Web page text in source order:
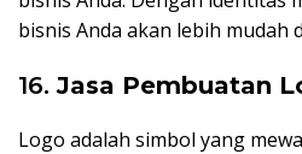
bisnis Anda akan lebih mudah
16.Jasa Pembuatan
Logo adalah simbol yang